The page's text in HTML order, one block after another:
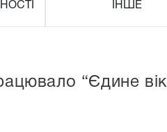
ІНШЕ
“Єдине